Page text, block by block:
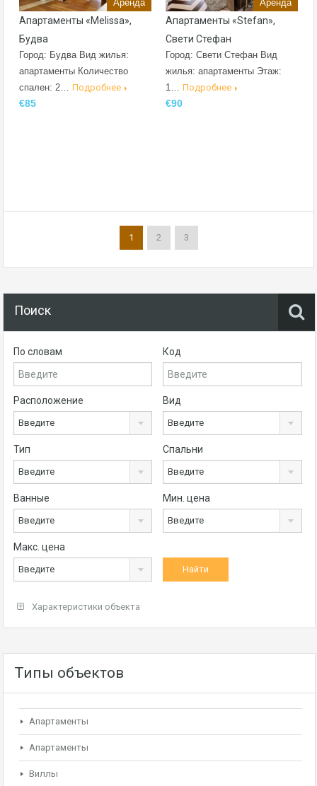
Аренда
Апартаменты «Melissa»,
Будва
Город: Будва Вид жилья:
апартаменты Количество
спален: 2… Подробнее
€85
Аренда
Апартаменты «Stefan»,
Свети Стефан
Город: Свети Стефан Вид
жилья: апартаменты Этаж:
1… Подробнее
€90
1 2 3
Поиск
По словам Код
Расположение
Введите
Вид
Введите
Тип
Введите
Спальни
Введите
Ванные
Введите
Мин. цена
Введите
Макс. цена
Введите
Характеристики объекта
Типы объектов
Апартаменты
Апартаменты
Виллы